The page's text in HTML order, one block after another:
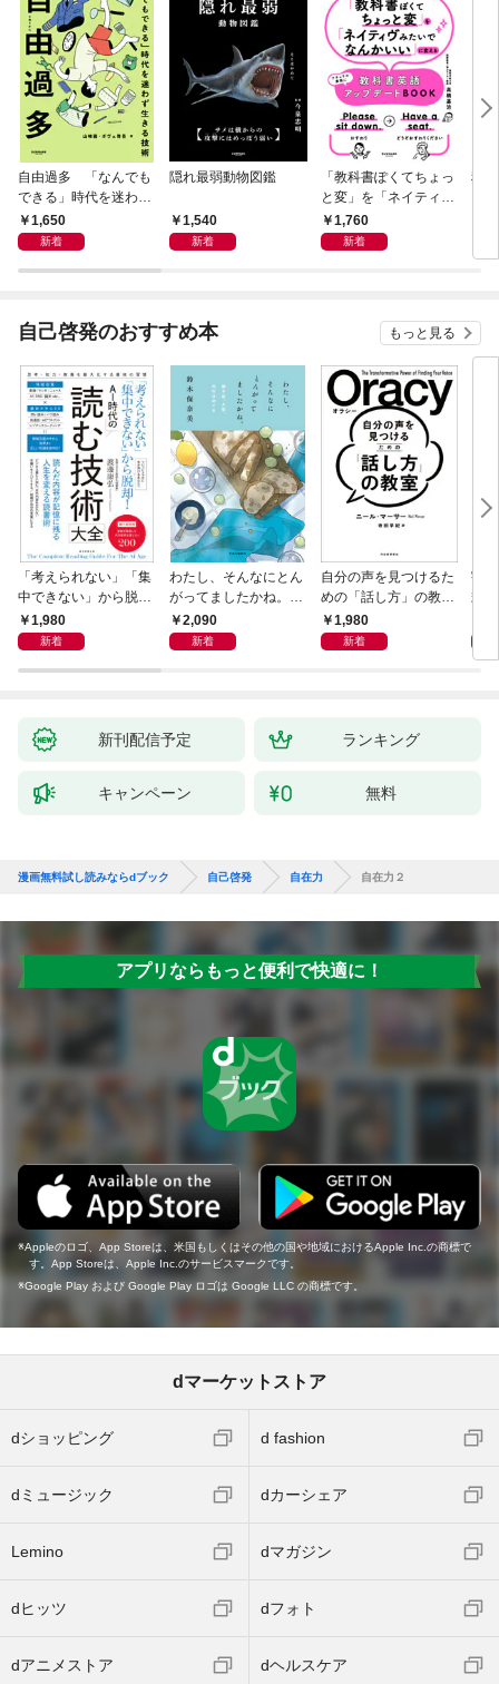
自由過多 「なんでも
できる」時代を迷わず
生きる技術
1,650
新着
隠れ最弱動物図鑑
1,540
新着
「教科書ぽくてちょっ
と変」を「ネイティヴ
みたいでなんかいい」
に変える教科書英語ア
1,760
新着
科
自己啓発のおすすめ本 もっと見る
「考えられない」「集
中できない」から脱
却！ AI時代の読む技
術大全
1,980
新着
わたし、そんなにとん
がってましたかね。
獅子座、Ａ型、丙午は
めぐる
2,090
新着
自分の声を見つけるた
めの「話し方」の教
室 Ｏｒａｃｙ（オラ
シー）
1,980
新着
宇
式
新刊配信予定 ランキング
キャンペーン 無料
漫画無料試し読みならdブック 自己啓発 自在力 自在力２
アプリならもっと便利で快適に！
Appleのロゴ、App Storeは、米国もしくはその他の国や地域におけるApple Inc.の商標で
す。App Storeは、Apple Inc.のサービスマークです。
Google Play および Google Play ロゴは Google LLC の商標です。
dマーケットストア
dショッピング d fashion
dミュージック dカーシェア
Lemino dマガジン
dヒッツ dフォト
dアニメストア dヘルスケア